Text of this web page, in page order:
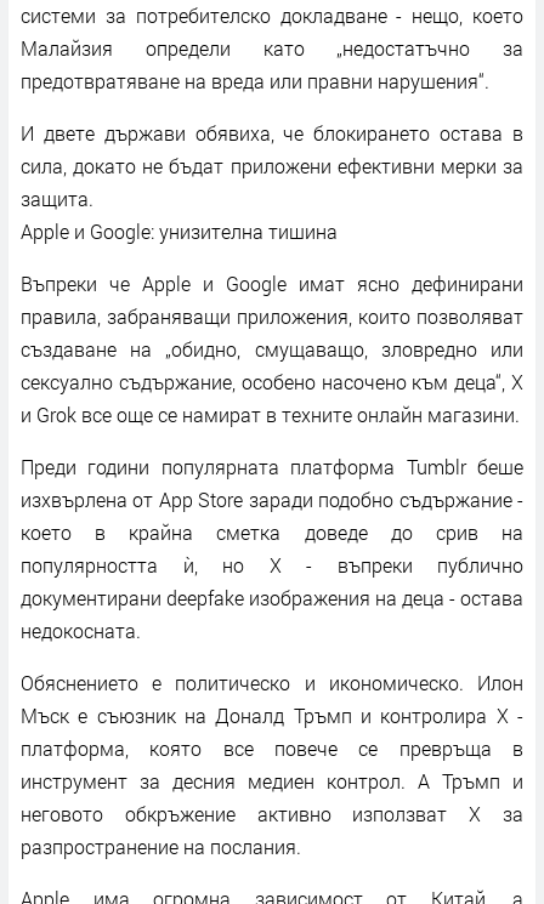
системи за потребителско докладване - нещо, което
Малайзия определи като „недостатъчно за
предотвратяване на вреда или правни нарушения“.
И двете държави обявиха, че блокирането остава в
сила, докато не бъдат приложени ефективни мерки за
защита.
Apple и Google: унизителна тишина
Въпреки че Apple и Google имат ясно дефинирани
правила, забраняващи приложения, които позволяват
създаване на „обидно, смущаващо, зловредно или
сексуално съдържание, особено насочено към деца“, X
и Grok все още се намират в техните онлайн магазини.
Преди години популярната платформа Tumblr беше
изхвърлена от App Store заради подобно съдържание -
което в крайна сметка доведе до срив на
популярността ѝ, но X - въпреки публично
документирани deepfake изображения на деца - остава
недокосната.
Обяснението е политическо и икономическо. Илон
Мъск е съюзник на Доналд Тръмп и контролира X -
платформа, която все повече се превръща в
инструмент за десния медиен контрол. А Тръмп и
неговото обкръжение активно използват X за
разпространение на послания.
Apple има огромна зависимост от Китай, а